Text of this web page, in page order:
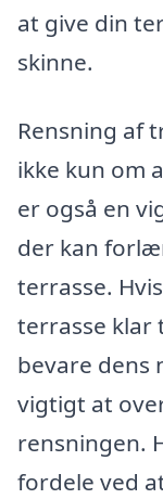
at give din
skinne.
Rensning af
ikke kun om
er også en
der kan
terrasse.
terrasse klar
bevare dens
vigtigt at
rensningen.
fordele ved